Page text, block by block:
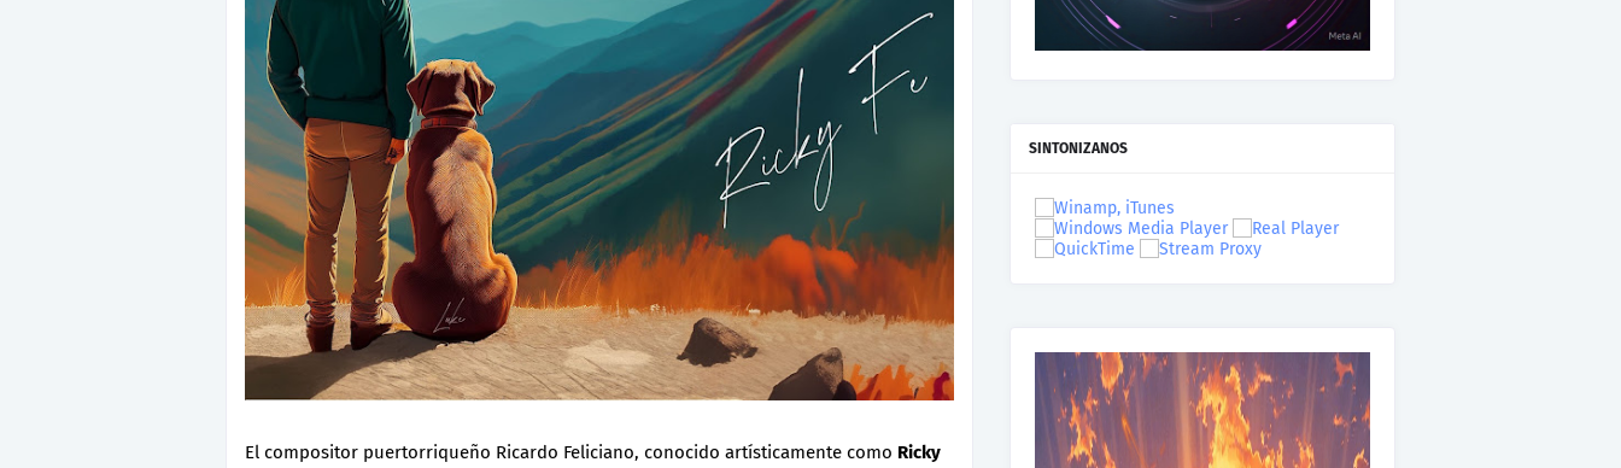
El compositor puertorriqueño Ricardo Feliciano, conocido artísticamente como Ricky
SINTONIZANOS